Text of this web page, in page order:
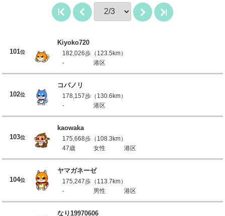
101位
Kiyoko720
182,026歩（123.5km）
-
港区
102位
コバノリ
178,157歩（130.6km）
-
港区
103位
kaowaka
175,668歩（108.3km）
47歳
女性 港区
104位
ヤマガネーゼ
175,247歩（113.7km）
-
男性 港区
なり19970606